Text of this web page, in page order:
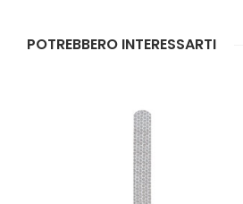
POTREBBERO INTERESSARTI